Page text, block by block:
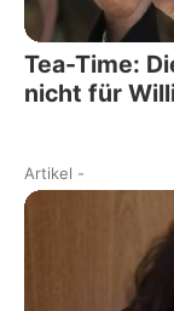
Tea-Time:
nicht für
Artikel -